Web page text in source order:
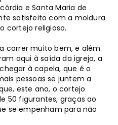
e Santa Maria de
satisfeito com a moldura
cortejo religioso.
correr muito bem, e além
aqui à saída da igreja, a
à capela, que é o
pessoas se juntem a
este ano, o cortejo
50 figurantes, graças ao
se empenham para não